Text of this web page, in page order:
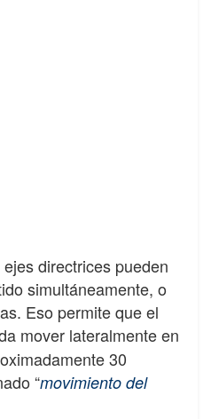
directrices pueden
simultáneamente, o
Eso permite que el
mover lateralmente en
30
“movimiento del